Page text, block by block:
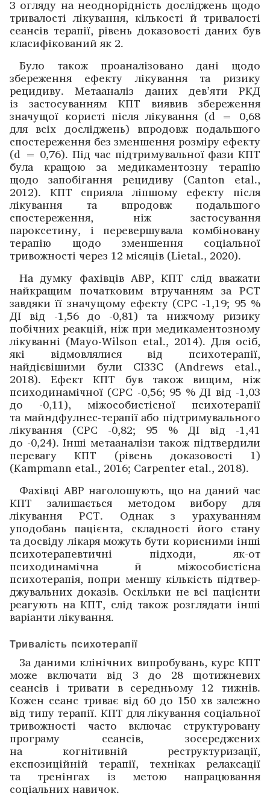
З огляду на неоднорідність дослі­джень щодо
тривалості лікування, кількості й тривалості
сеансів терапії, рівень доказовості даних був
класифікований як 2.
Було також проаналізовано дані щодо
збереження ефекту лікування та ризику
рецидиву. Метааналіз даних дев’яти РКД
із застосуванням КПТ виявив збереження
значущої користі після лікування (d = 0,68
для всіх дослі­джень) впродовж подальшого
спостереження без зменшення розміру ефекту
(d = 0,76). Під час підтримувальної фази КПТ
була кращою за медикаментозну терапію
щодо запобігання рецидиву (Canton etal.,
2012). КПТ сприяла ліпшому ефекту після
лікування та впродовж подальшого
спостереження, ніж застосування
пароксетину, і перевершувала комбіновану
терапію щодо зменшення соціальної
тривожності через 12 місяців (Lietal., 2020).
На думку фахівців ABP, КПТ слід вважати
найкращим початковим втручанням за РСТ
завдяки її значущому ефекту (СРС -1,19; 95 %
ДІ від -1,56 до -0,81) та нижчому ризику
побічних реакцій, ніж при медикаментозному
лікуванні (Mayo-Wilson etal., 2014). Для осіб,
які відмовлялися від психотерапії,
найдієвішими були СІЗЗС (Andrews etal.,
2018). Ефект КПТ був також вищим, ніж
психодинамічної (СРС -0,56; 95 % ДІ від -1,03
до -0,11), міжособистісної психотерапії
та майнд­фулнес-терапії або підтримувального
лікування (СРС -0,82; 95 % ДІ від -1,41
до -0,24). Інші метааналізи також підтвердили
перевагу КПТ (рівень доказовості 1)
(Kampmann etal., 2016; Carpenter etal., 2018).
Фахівці ABP наголошують, що на даний час
КПТ залишається методом вибору для
лікування РСТ. Однак з урахуванням
уподобань пацієнта, складності його стану
та досвіду лікаря можуть бути корисними інші
психотерапевтичні підходи, як-от
психодинамічна й міжособистісна
психотерапія, попри меншу кількість підтвер­
джувальних доказів. Оскільки не всі пацієнти
реагують на КПТ, слід також розглядати інші
варіанти лікування.
Тривалість психотерапії
За даними клінічних випробувань, курс КПТ
може включати від 3 до 28 щотижневих
сеансів і тривати в середньому 12 тижнів.
Кожен сеанс триває від 60 до 150 хв залежно
від типу терапії. КПТ для лікування соціальної
тривожності часто включає структуровану
програму сеансів, зосере­джених
на когнітивній реструктуризації,
експозиційній терапії, техніках релаксації
та тренінгах із метою напрацювання
соціальних навичок.